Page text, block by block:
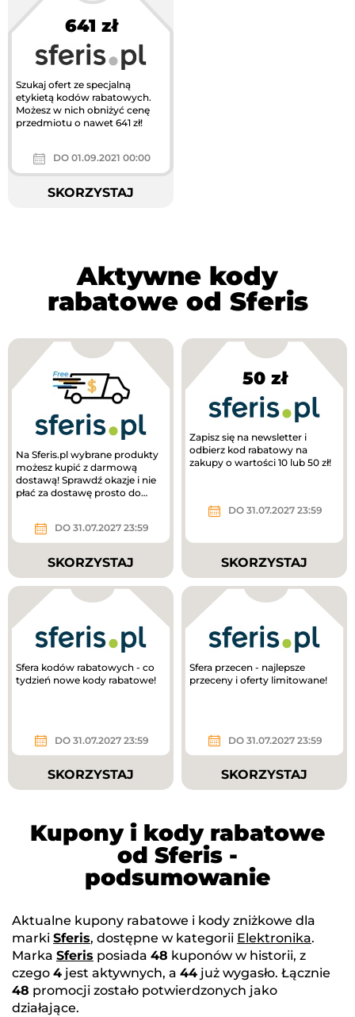
641 zł
Szukaj ofert ze specjalną
etykietą kodów rabatowych.
Możesz w nich obniżyć cenę
przedmiotu o nawet 641 zł!
DO 01.09.2021 00:00
SKORZYSTAJ
Aktywne kody
rabatowe od Sferis
Na Sferis.pl wybrane produkty
możesz kupić z darmową
dostawą! Sprawdź okazje i nie
płać za dostawę prosto do
DO 31.07.2027 23:59
SKORZYSTAJ
50 zł
Zapisz się na newsletter i
odbierz kod rabatowy na
zakupy o wartości 10 lub 50 zł!
DO 31.07.2027 23:59
SKORZYSTAJ
Sfera kodów rabatowych - co
tydzień nowe kody rabatowe!
DO 31.07.2027 23:59
SKORZYSTAJ
Sfera przecen - najlepsze
przeceny i oferty limitowane!
DO 31.07.2027 23:59
SKORZYSTAJ
Kupony i kody rabatowe
od Sferis -
podsumowanie
Aktualne kupony rabatowe i kody zniżkowe dla
marki Sferis, dostępne w kategorii Elektronika.
Marka Sferis posiada 48 kuponów w historii, z
czego 4 jest aktywnych, a 44 już wygasło. Łącznie
48 promocji zostało potwierdzonych jako
działające.